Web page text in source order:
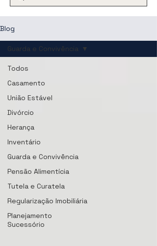
Blog
Todos
Casamento
União Estável
Divórcio
Herança
Inventário
Guarda e Convivência
Pensão Alimentícia
Tutela e Curatela
Regularização Imobiliária
Planejamento
Sucessório
Guarda e Convivência